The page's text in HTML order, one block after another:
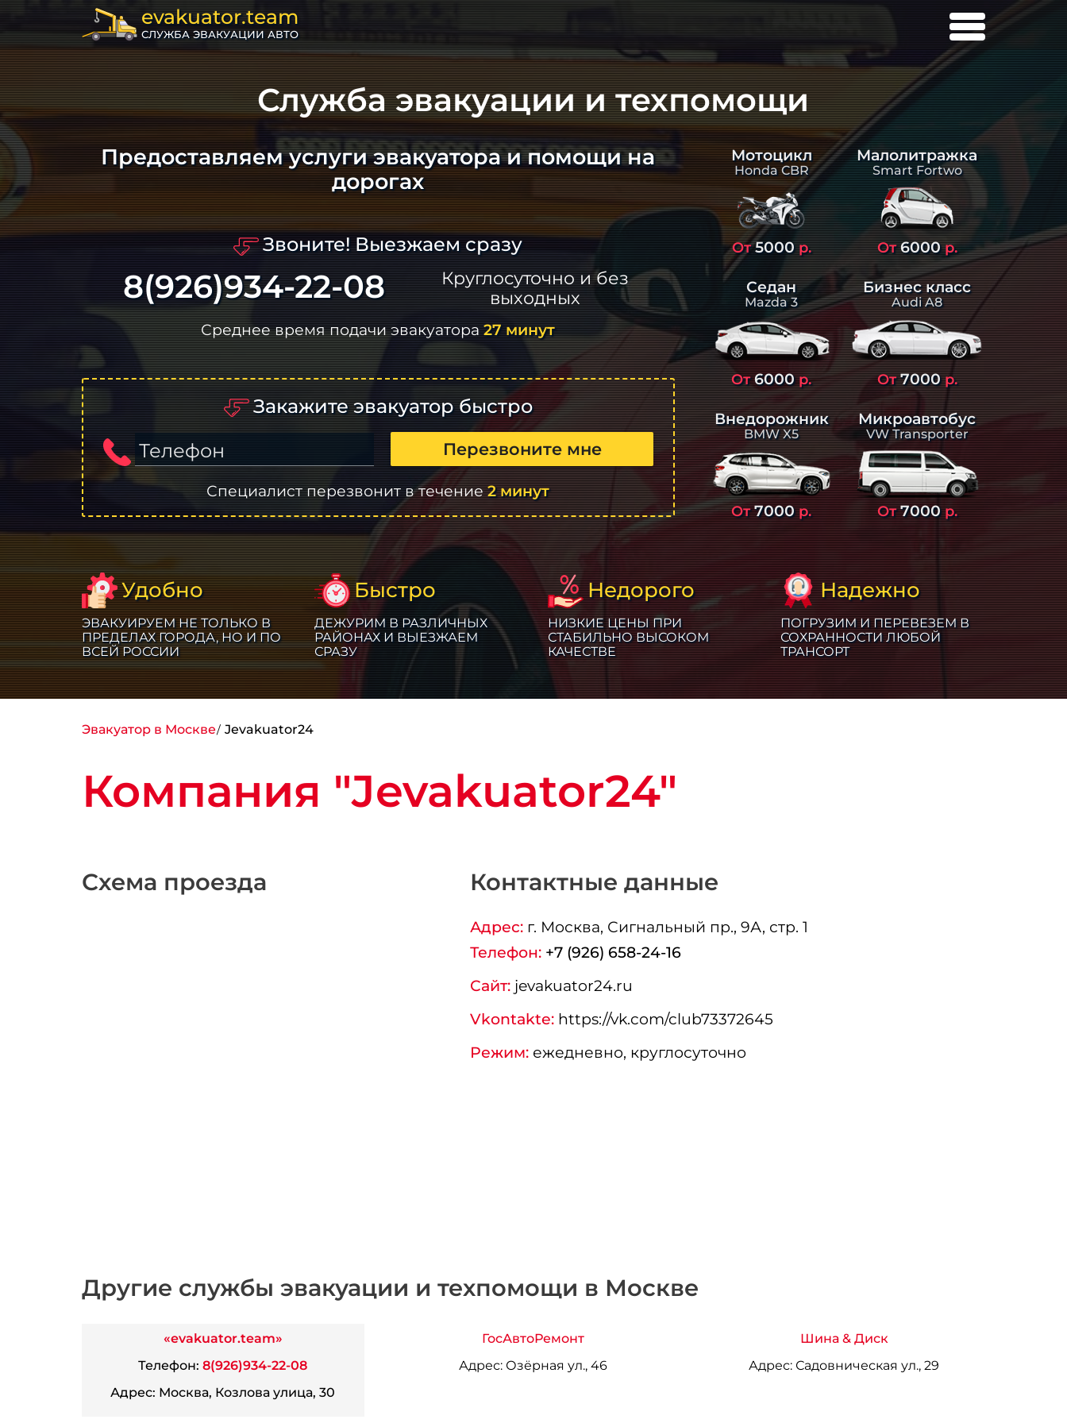
evakuator.team
СЛУЖБА ЭВАКУАЦИИ АВТО
Служба эвакуации и техпомощи
Предоставляем услуги эвакуатора и помощи на
дорогах
Звоните! Выезжаем сразу
8(926)934-22-08
Круглосуточно и без
выходных
Среднее время подачи эвакуатора27 минут
Закажите эвакуатор быстро
Телефон
Перезвоните мне
Специалист перезвонит в течение2 минут
Мотоцикл
Honda CBR
От5000р.
Малолитражка
Smart Fortwo
От6000р.
Седан
Mazda 3
От6000р.
Бизнес класс
Audi A8
От7000р.
Внедорожник
BMW X5
От7000р.
Микроавтобус
VW Transporter
От7000р.
Удобно
ЭВАКУИРУЕМ НЕ ТОЛЬКО В
ПРЕДЕЛАХ ГОРОДА, НО И ПО
ВСЕЙ РОССИИ
Быстро
ДЕЖУРИМ В РАЗЛИЧНЫХ
РАЙОНАХ И ВЫЕЗЖАЕМ
СРАЗУ
Недорого
НИЗКИЕ ЦЕНЫ ПРИ
СТАБИЛЬНО ВЫСОКОМ
КАЧЕСТВЕ
Надежно
ПОГРУЗИМ И ПЕРЕВЕЗЕМ В
СОХРАННОСТИ ЛЮБОЙ
ТРАНСОРТ
Эвакуатор в Москве Jevakuator24
Компания "Jevakuator24"
Схема проезда Контактные данные
Адрес:г. Москва, Сигнальный пр., 9А, стр. 1
Телефон: +7 (926) 658-24-16
Сайт:jevakuator24.ru
Vkontakte:https://vk.com/club73372645
Режим:ежедневно, круглосуточно
Другие службы эвакуации и техпомощи в Москве
«evakuator.team»
Телефон: 8(926)934-22-08
Адрес: Москва, Козлова улица, 30
ГосАвтоРемонт
Адрес: Озёрная ул., 46
Шина & Диск
Адрес: Садовническая ул., 29